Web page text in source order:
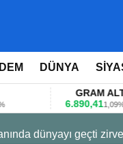
DÜNYA
GRAM ALTIN
6.890,411,09%
dünyayı geçti